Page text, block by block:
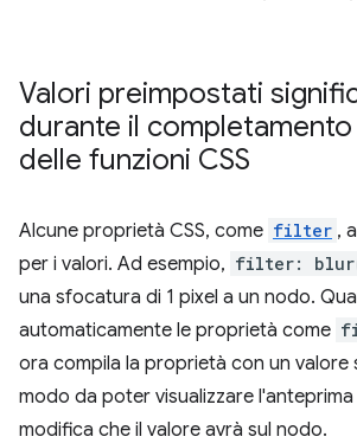
Valori preimpostati
durante il
delle funzioni CSS
Alcune proprietà CSS, come filter ,
per i valori. Ad esempio, filter:
una sfocatura di 1 pixel a un nodo.
automaticamente le proprietà come
ora compila la proprietà con un valore
modo da poter visualizzare
modifica che il valore avrà sul nodo.